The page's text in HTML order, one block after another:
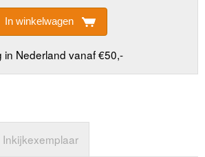
In winkelwagen
in Nederland vanaf €50,-
Inkijkexemplaar